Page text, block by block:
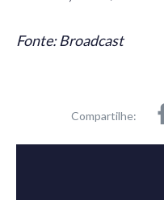
Fonte: Broadcast
Compartilhe: